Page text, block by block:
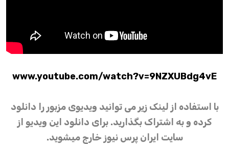
www.youtube.com/watch?v=9NZXUBdg4vE
با استفاده از لینک زیر می توانید ویدیوی مزبور را دانلود
کرده و به اشتراک بگذارید. برای دانلود این ویدیو از
سایت ایران پرس نیوز خارج میشوید.